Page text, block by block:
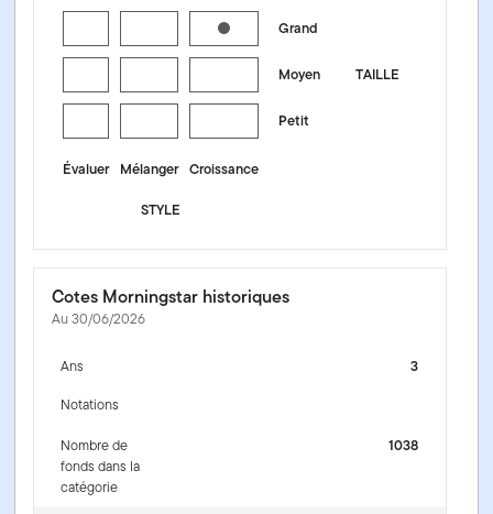
Grand
TAILLE
Moyen
Petit
Évaluer Mélanger Croissance
STYLE
Cotes Morningstar historiques
Au 30/06/2026
Ans
3
Notations
Nombre de
fonds dans la
catégorie
1038